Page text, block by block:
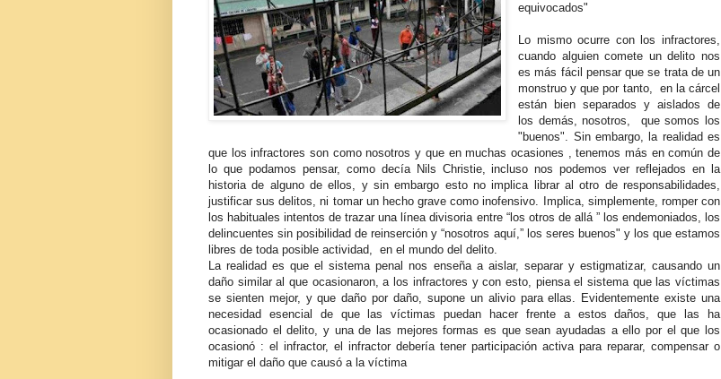
equivocados"
Lo mismo ocurre con los infractores,
cuando alguien comete un delito nos
es más fácil pensar que se trata de un
monstruo y que por tanto, en la cárcel
están bien separados y aislados de
los demás, nosotros, que somos los
"buenos". Sin embargo, la realidad es
que los infractores son como nosotros y que en muchas ocasiones , tenemos más en común de
lo que podamos pensar, como decía Nils Christie, incluso nos podemos ver reflejados en la
historia de alguno de ellos, y sin embargo esto no implica librar al otro de responsabilidades,
justificar sus delitos, ni tomar un hecho grave como inofensivo. Implica, simplemente, romper con
los habituales intentos de trazar una línea divisoria entre “los otros de allá ” los endemoniados, los
delincuentes sin posibilidad de reinserción y “nosotros aquí,” los seres buenos" y los que estamos
libres de toda posible actividad, en el mundo del delito.
La realidad es que el sistema penal nos enseña a aislar, separar y estigmatizar, causando un
daño similar al que ocasionaron, a los infractores y con esto, piensa el sistema que las víctimas
se sienten mejor, y que daño por daño, supone un alivio para ellas. Evidentemente existe una
necesidad esencial de que las víctimas puedan hacer frente a estos daños, que las ha
ocasionado el delito, y una de las mejores formas es que sean ayudadas a ello por el que los
ocasionó : el infractor, el infractor debería tener participación activa para reparar, compensar o
mitigar el daño que causó a la víctima